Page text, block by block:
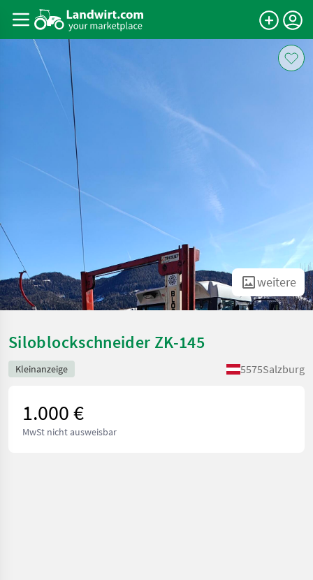
weitere
Siloblockschneider ZK-145
Kleinanzeige 5575Salzburg
1.000 €
MwSt nicht ausweisbar